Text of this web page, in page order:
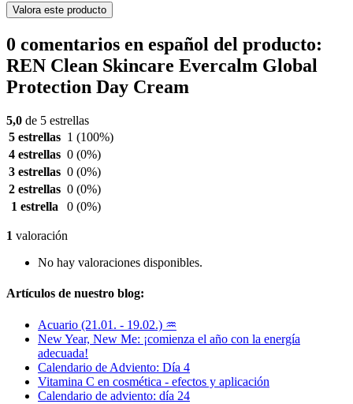
Valora este producto
0 comentarios en español del producto:
REN Clean Skincare Evercalm Global
Protection Day Cream
5,0 de 5 estrellas
5 estrellas 1 (100%)
4 estrellas 0 (0%)
3 estrellas 0 (0%)
2 estrellas 0 (0%)
1 estrella
0 (0%)
1 valoración
No hay valoraciones disponibles.
Artículos de nuestro blog:
Acuario (21.01. - 19.02.) ♒
New Year, New Me: ¡comienza el año con la energía
adecuada!
Calendario de Adviento: Día 4
Vitamina C en cosmética - efectos y aplicación
Calendario de adviento: día 24